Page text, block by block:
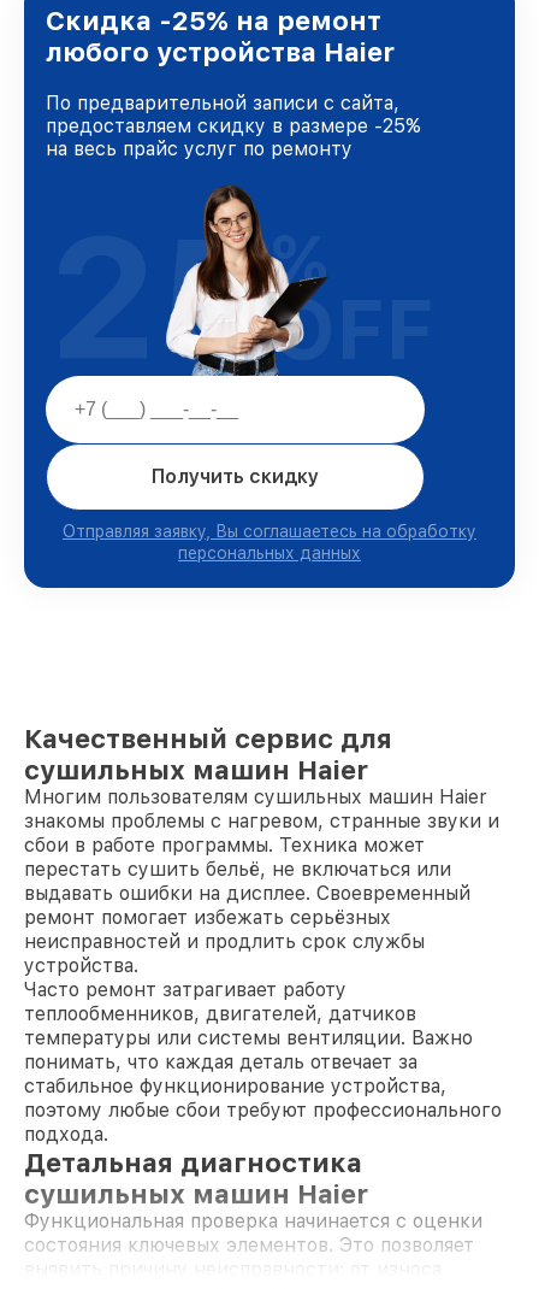
Санкт-Петербурге, постоянно повышая
уровень доверия и лояльности наших
клиентов.
Скидка -25% на ремонт
любого устройства Haier
По предварительной записи с сайта,
предоставляем скидку в размере -25%
на весь прайс услуг по ремонту
Получить скидку
Отправляя заявку, Вы соглашаетесь на обработку
персональных данных
25%
OFF
Качественный сервис для
сушильных машин Haier
Многим пользователям сушильных машин Haier
знакомы проблемы с нагревом, странные звуки и
сбои в работе программы. Техника может
перестать сушить бельё, не включаться или
выдавать ошибки на дисплее. Своевременный
ремонт помогает избежать серьёзных
неисправностей и продлить срок службы
устройства.
Часто ремонт затрагивает работу
теплообменников, двигателей, датчиков
температуры или системы вентиляции. Важно
понимать, что каждая деталь отвечает за
стабильное функционирование устройства,
поэтому любые сбои требуют профессионального
подхода.
Детальная диагностика
сушильных машин Haier
Функциональная проверка начинается с оценки
состояния ключевых элементов. Это позволяет